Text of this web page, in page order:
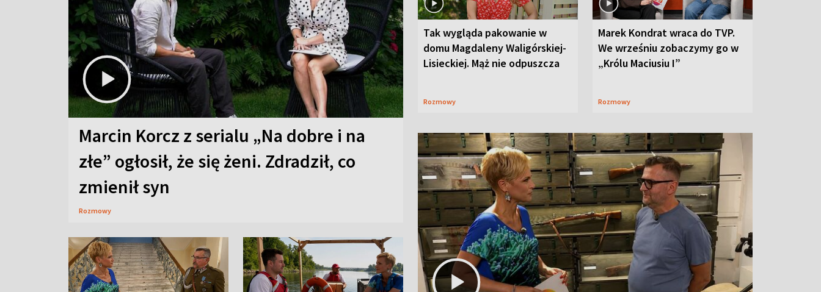
Marcin Korcz z serialu „Na dobre i na
złe” ogłosił, że się żeni. Zdradził, co
zmienił syn
Rozmowy
Tak wygląda pakowanie w
domu Magdaleny Waligórskiej-
Lisieckiej. Mąż nie odpuszcza
Rozmowy
Marek Kondrat wraca do TVP.
We wrześniu zobaczymy go w
„Królu Maciusiu I”
Rozmowy